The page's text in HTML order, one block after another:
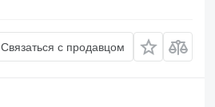
Связаться с продавцом